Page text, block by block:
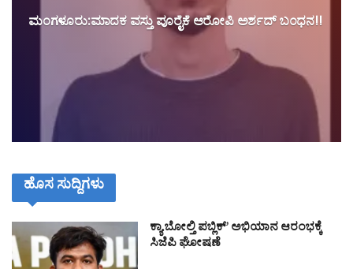
ಮಂಗಳೂರು:ಮಾದಕ ವಸ್ತು ಪೂರೈಕೆ ಆರೋಪಿ ಅರ್ಶದ್ ಬಂಧನ!!
ಹೊಸ ಸುದ್ದಿಗಳು
ಕ್ಯಾ ಬೋಲ್ತಿ ಪಬ್ಲಿಕ್’ ಅಭಿಯಾನ ಆರಂಭಕ್ಕೆ
ಸಿಜೆಪಿ ಘೋಷಣೆ